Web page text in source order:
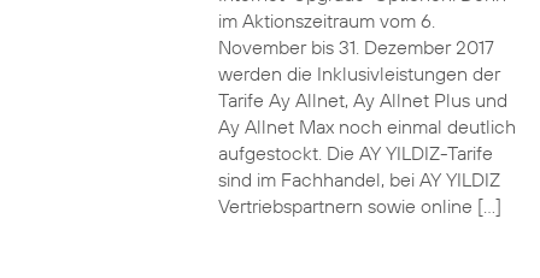
im Aktionszeitraum vom 6.
November bis 31. Dezember 2017
werden die Inklusivleistungen der
Tarife Ay Allnet, Ay Allnet Plus und
Ay Allnet Max noch einmal deutlich
aufgestockt. Die AY YILDIZ-Tarife
sind im Fachhandel, bei AY YILDIZ
Vertriebspartnern sowie online […]